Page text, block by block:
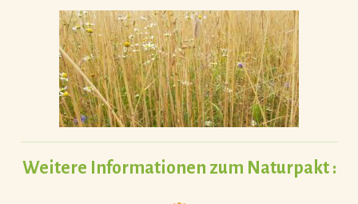
Weitere Informationen zum Naturpakt :